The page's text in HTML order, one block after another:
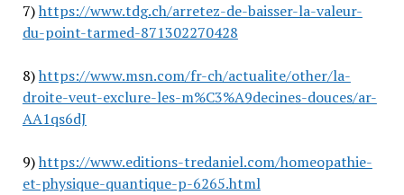
7)https://www.tdg.ch/arretez-de-baisser-la-valeur-
du-point-tarmed-871302270428
8)https://www.msn.com/fr-ch/actualite/other/la-
droite-veut-exclure-les-m%C3%A9decines-douces/ar-
AA1qs6dJ
9)https://www.editions-tredaniel.com/homeopathie-
et-physique-quantique-p-6265.html